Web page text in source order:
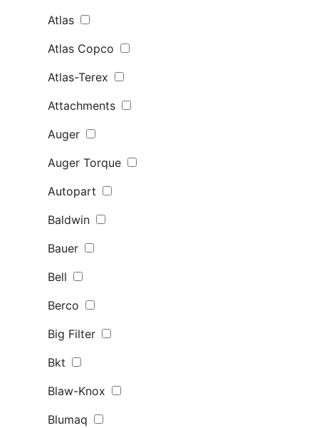
Atlas
Atlas Copco
Atlas-Terex
Attachments
Auger
Auger Torque
Autopart
Baldwin
Bauer
Bell
Berco
Big Filter
Bkt
Blaw-Knox
Blumaq